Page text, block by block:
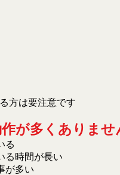
方は要注意です
が多くありませ
る
る時間が長い
が多い